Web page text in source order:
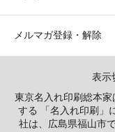
メルマガ登録・解除
表示
東京名入れ印刷総本
する 「名入れ印刷」
社は、広島県福山市